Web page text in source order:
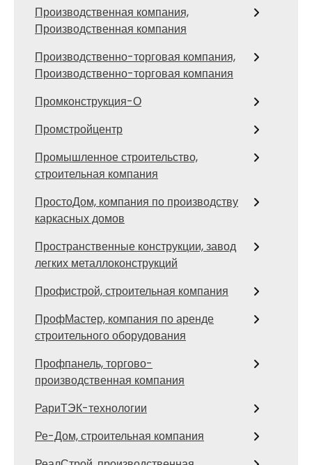
Производственная компания,
Производственная компания
Производственно-торговая компания,
Производственно-торговая компания
Промконструкция-О
Промстройцентр
Промышленное строительство,
строительная компания
ПростоДом, компания по производству
каркасных домов
Пространственные конструкции, завод
легких металлоконструкций
Профистрой, строительная компания
ПрофМастер, компания по аренде
строительного оборудования
Профпанель, торгово-
производственная компания
РариТЭК-технологии
Ре-Дом, строительная компания